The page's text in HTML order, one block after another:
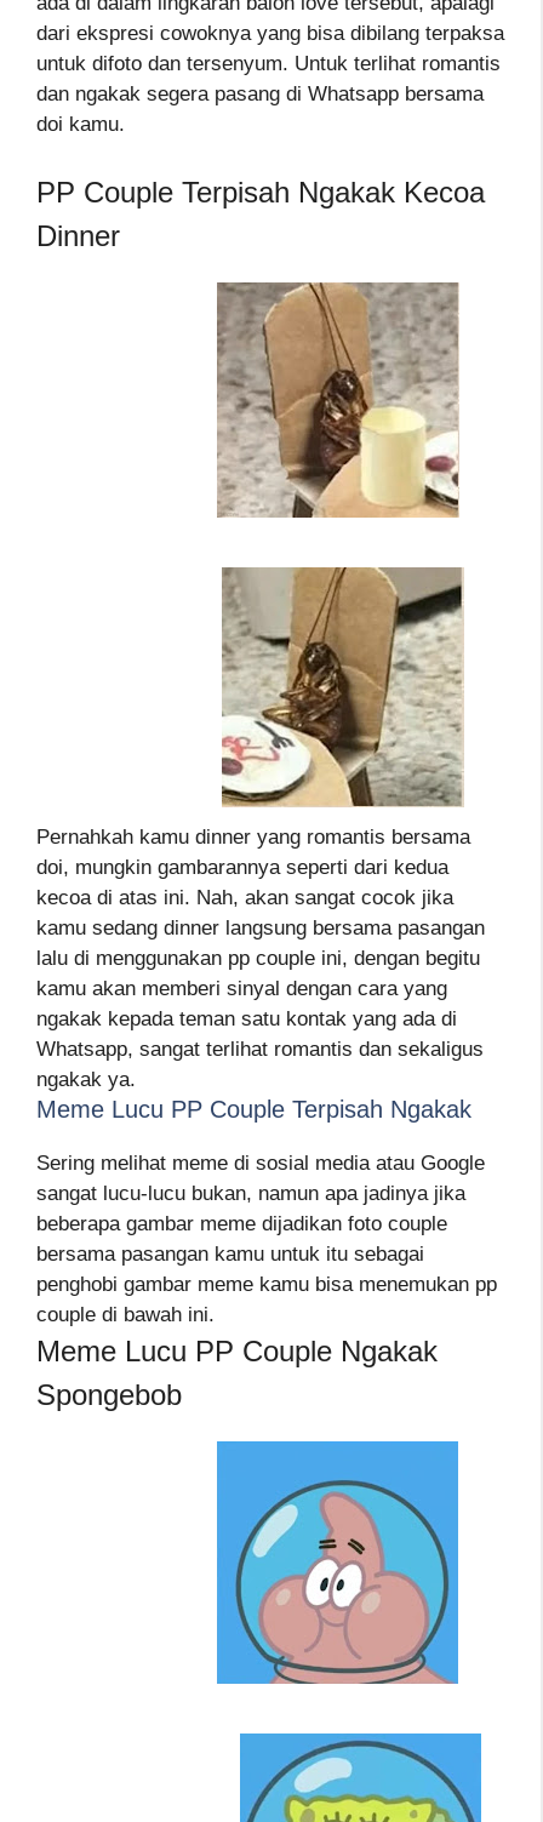
dari ekspresi cowoknya yang bisa dibilang terpaksa
untuk difoto dan tersenyum. Untuk terlihat romantis
dan ngakak segera pasang di Whatsapp bersama
doi kamu.
PP Couple Terpisah Ngakak Kecoa
Dinner
Pernahkah kamu dinner yang romantis bersama
doi, mungkin gambarannya seperti dari kedua
kecoa di atas ini. Nah, akan sangat cocok jika
kamu sedang dinner langsung bersama pasangan
lalu di menggunakan pp couple ini, dengan begitu
kamu akan memberi sinyal dengan cara yang
ngakak kepada teman satu kontak yang ada di
Whatsapp, sangat terlihat romantis dan sekaligus
ngakak ya.
Meme Lucu PP Couple Terpisah Ngakak
Sering melihat meme di sosial media atau Google
sangat lucu-lucu bukan, namun apa jadinya jika
beberapa gambar meme dijadikan foto couple
bersama pasangan kamu untuk itu sebagai
penghobi gambar meme kamu bisa menemukan pp
couple di bawah ini.
Meme Lucu PP Couple Ngakak
Spongebob